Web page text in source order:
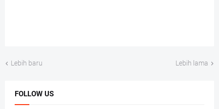
Lebih baru Lebih lama
FOLLOW US